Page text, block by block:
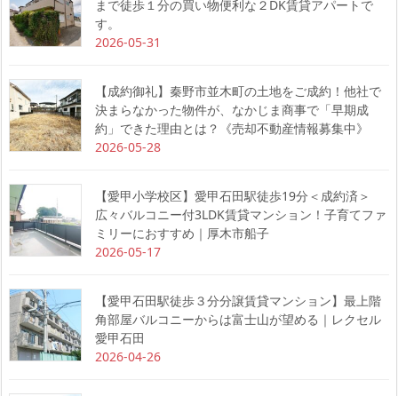
まで徒歩１分の買い物便利な２DK賃貸アパートで
す。
2026-05-31
【成約御礼】秦野市並木町の土地をご成約！他社で
決まらなかった物件が、なかじま商事で「早期成
約」できた理由とは？《売却不動産情報募集中》
2026-05-28
【愛甲小学校区】愛甲石田駅徒歩19分＜成約済＞
広々バルコニー付3LDK賃貸マンション！子育てファ
ミリーにおすすめ｜厚木市船子
2026-05-17
【愛甲石田駅徒歩３分分譲賃貸マンション】最上階
角部屋バルコニーからは富士山が望める｜レクセル
愛甲石田
2026-04-26